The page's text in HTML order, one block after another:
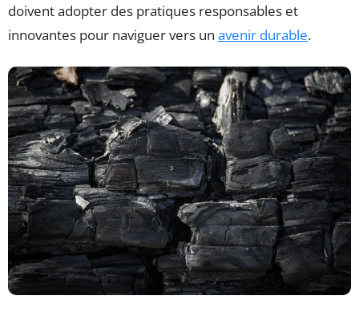
doivent adopter des pratiques responsables et
innovantes pour naviguer vers un avenir durable.